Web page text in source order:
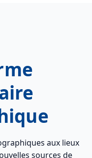
aux lieux
sources de